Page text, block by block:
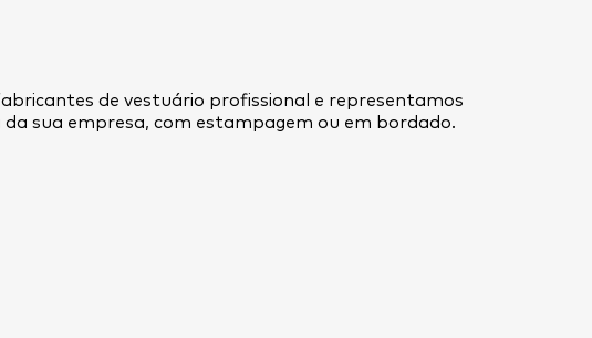
de vestuário profissional e representamos
sua empresa, com estampagem ou em bordado.